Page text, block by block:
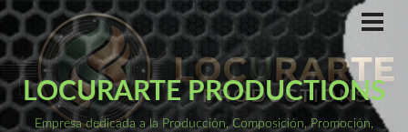
Saltar
al
contenido
LOCURARTE PRODUCTIONS
Empresa dedicada a la Producción, Composición, Promoción,